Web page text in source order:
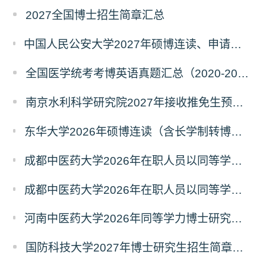
2027全国博士招生简章汇总
中国人民公安大学2027年硕博连读、申请考核、本科直博博士研究生招生报名事宜的通知
全国医学统考考博英语真题汇总（2020-2026年）
南京水利科学研究院2027年接收推免生预报名公告
东华大学2026年硕博连读（含长学制转博）博士研究生拟录取名单公示
成都中医药大学2026年在职人员以同等学力申请中西医结合博士学术学位招生章程
成都中医药大学2026年在职人员以同等学力申请中医博士专业学位招生章程
河南中医药大学2026年同等学力博士研究生招生拟进入复试人员名单公示
国防科技大学2027年博士研究生招生简章（预发版）